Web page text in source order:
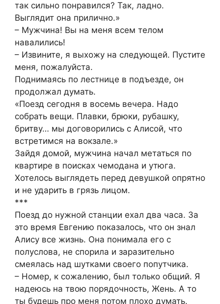
так сильно понравился? Так, ладно.
Выглядит она прилично.»
– Мужчина! Вы на меня всем телом
навалились!
– Извините, я выхожу на следующей. Пустите
меня, пожалуйста.
Поднимаясь по лестнице в подъезде, он
продолжал думать.
«Поезд сегодня в восемь вечера. Надо
собрать вещи. Плавки, брюки, рубашку,
бритву… мы договорились с Алисой, что
встретимся на вокзале.»
Зайдя домой, мужчина начал метаться по
квартире в поисках чемодана и утюга.
Хотелось выглядеть перед девушкой опрятно
и не ударить в грязь лицом.
***
Поезд до нужной станции ехал два часа. За
это время Евгению показалось, что он знал
Алису все жизнь. Она понимала его с
полуслова, не спорила и заразительно
смеялась над шутками своего попутчика.
– Номер, к сожалению, был только общий. Я
надеюсь на твою порядочность, Жень. А то
ты будешь про меня потом плохо думать.